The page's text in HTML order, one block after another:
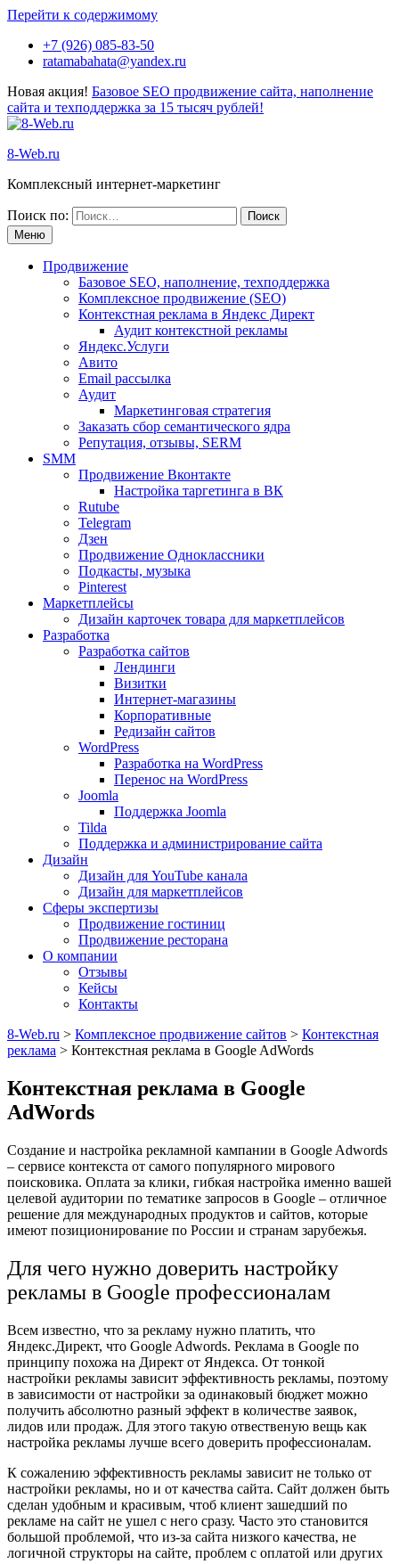
Перейти к содержимому
+7 (926) 085-83-50
ratamabahata@yandex.ru
Новая акция! Базовое SEO продвижение сайта, наполнение
сайта и техподдержка за 15 тысяч рублей!
8-Web.ru
Комплексный интернет-маркетинг
Поиск по:
Меню
Продвижение
Базовое SEO, наполнение, техподдержка
Комплексное продвижение (SEO)
Контекстная реклама в Яндекс Директ
Аудит контекстной рекламы
Яндекс.Услуги
Авито
Email рассылка
Аудит
Маркетинговая стратегия
Заказать сбор семантического ядра
Репутация, отзывы, SERM
SMM
Продвижение Вконтакте
Настройка таргетинга в ВК
Rutube
Telegram
Дзен
Продвижение Одноклассники
Подкасты, музыка
Pinterest
Маркетплейсы
Дизайн карточек товара для маркетплейсов
Разработка
Разработка сайтов
Лендинги
Визитки
Интернет-магазины
Корпоративные
Редизайн сайтов
WordPress
Разработка на WordPress
Перенос на WordPress
Joomla
Поддержка Joomla
Tilda
Поддержка и администрирование сайта
Дизайн
Дизайн для YouTube канала
Дизайн для маркетплейсов
Сферы экспертизы
Продвижение гостиниц
Продвижение ресторана
О компании
Отзывы
Кейсы
Контакты
8-Web.ru > Комплексное продвижение сайтов > Контекстная
реклама > Контекстная реклама в Google AdWords
Контекстная реклама в Google
AdWords
Создание и настройка рекламной кампании в Google Adwords
– сервисе контекста от самого популярного мирового
поисковика. Оплата за клики, гибкая настройка именно вашей
целевой аудитории по тематике запросов в Google – отличное
решение для международных продуктов и сайтов, которые
имеют позиционирование по России и странам зарубежья.
Для чего нужно доверить настройку
рекламы в Google профессионалам
Всем известно, что за рекламу нужно платить, что
Яндекс.Директ, что Google Adwords. Реклама в Google по
принципу похожа на Директ от Яндекса. От тонкой
настройки рекламы зависит эффективность рекламы, поэтому
в зависимости от настройки за одинаковый бюджет можно
получить абсолютно разный эффект в количестве заявок,
лидов или продаж. Для этого такую отвественую вещь как
настройка рекламы лучше всего доверить профессионалам.
К сожалению эффективность рекламы зависит не только от
настройки рекламы, но и от качества сайта. Сайт должен быть
сделан удобным и красивым, чтоб клиент зашедший по
рекламе на сайт не ушел с него сразу. Часто это становится
большой проблемой, что из-за сайта низкого качества, не
логичной структоры на сайте, проблем с оплатой или других